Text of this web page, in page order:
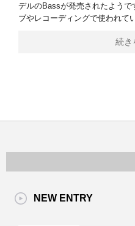
デルのBassが発売されたようで
ブやレコーディングで使われて
続き
NEW ENTRY